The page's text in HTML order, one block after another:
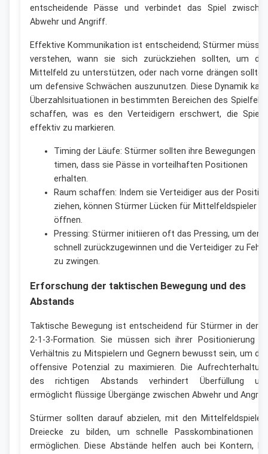
entscheidende Pässe und verbindet das Spiel
Abwehr und Angriff.
Effektive Kommunikation ist entscheidend; Stürmer
verstehen, wann sie sich zurückziehen sollten, um
Mittelfeld zu unterstützen, oder nach vorne drängen
um defensive Schwächen auszunutzen. Diese Dynamik
Überzahlsituationen in bestimmten Bereichen des
schaffen, was es den Verteidigern erschwert, die
effektiv zu markieren.
Timing der Läufe: Stürmer sollten ihre Bewegungen so
timen, dass sie Pässe in vorteilhaften Positionen
erhalten.
Raum schaffen: Indem sie Verteidiger aus der
ziehen, können Stürmer Lücken für Mittelfeldspieler
öffnen.
Pressing: Stürmer initiieren oft das Pressing, um den
schnell zurückzugewinnen und die Verteidiger zu
zu zwingen.
Erforschung der taktischen Bewegung und des
Abstands
Taktische Bewegung ist entscheidend für Stürmer in der
2-1-3-Formation. Sie müssen sich ihrer Positionierung
Verhältnis zu Mitspielern und Gegnern bewusst sein, um
offensive Potenzial zu maximieren. Die
des richtigen Abstands verhindert Überfüllung
ermöglicht flüssige Übergänge zwischen Abwehr und
Stürmer sollten darauf abzielen, mit den
Dreiecke zu bilden, um schnelle Passkombinationen
ermöglichen. Diese Abstände helfen auch bei Kontern,